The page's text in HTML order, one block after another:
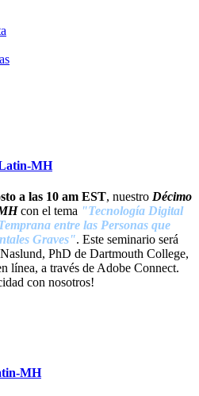
MH
a las 10 am EST, nuestro Décimo
Hcon el tema "Tecnología Digital
entre las Personas que
Graves". Este seminario será
PhD de Dartmouth College,
línea, a través de Adobe Connect.
con nosotros!
MH